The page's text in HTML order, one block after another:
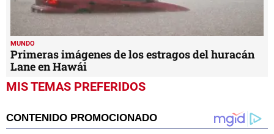
MUNDO
Primeras imágenes de los estragos del huracán
Lane en Hawái
MIS TEMAS PREFERIDOS